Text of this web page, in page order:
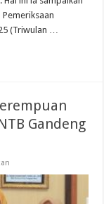
(Triwulan …
Gandeng
Bersama
Tangani
Perempuan